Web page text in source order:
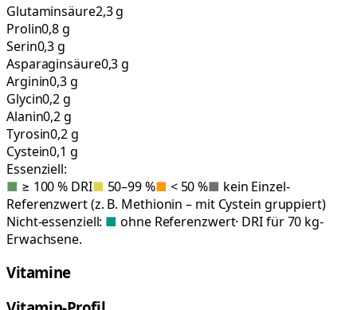
Glutaminsäure2,3 g
Prolin0,8 g
Serin0,3 g
Asparaginsäure0,3 g
Arginin0,3 g
Glycin0,2 g
Alanin0,2 g
Tyrosin0,2 g
Cystein0,1 g
Essenziell:
■ ≥ 100 % DRI■ 50–99 %■ < 50 %■ kein Einzel-
Referenzwert (z. B. Methionin – mit Cystein gruppiert)
Nicht-essenziell: ■ ohne Referenzwert· DRI für 70 kg-
Erwachsene.
Vitamine